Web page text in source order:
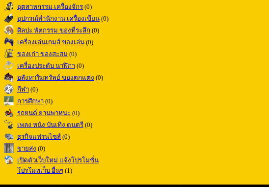
อุตสาหกรรม เครื่องจักร (0)
อุปกรณ์สำนักงาน เครื่องเขียน (0)
ศิลปะ หัตกรรม ของที่ระลึก (0)
เครื่องเล่นเกมส์ ของเล่น (0)
ของเก่า ของสะสม (0)
เครื่องประดับ นาฬิกา (0)
อสังหาริมทรัพย์ ของตกแต่ง (0)
กีฬา (0)
การศึกษา (0)
รถยนต์ ยานพาหนะ (0)
เพลง หนัง บันเทิง ดนตรี (0)
ธุรกิจแฟรนไซส์ (0)
ขายส่ง (0)
เปิดตัวเว็บใหม่ แจ้งโปรโมชั่น
โปรโมทเว็บ อื่นๆ (1)